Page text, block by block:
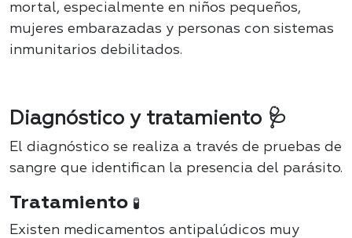
mortal, especialmente en niños pequeños,
mujeres embarazadas y personas con sistemas
inmunitarios debilitados.
Diagnóstico y tratamiento 🩺
El diagnóstico se realiza a través de pruebas de
sangre que identifican la presencia del parásito.
Tratamiento 🧪
Existen medicamentos antipalúdicos muy